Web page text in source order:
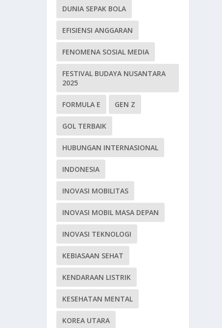
DUNIA SEPAK BOLA
EFISIENSI ANGGARAN
FENOMENA SOSIAL MEDIA
FESTIVAL BUDAYA NUSANTARA
2025
FORMULA E GEN Z
GOL TERBAIK
HUBUNGAN INTERNASIONAL
INDONESIA
INOVASI MOBILITAS
INOVASI MOBIL MASA DEPAN
INOVASI TEKNOLOGI
KEBIASAAN SEHAT
KENDARAAN LISTRIK
KESEHATAN MENTAL
KOREA UTARA